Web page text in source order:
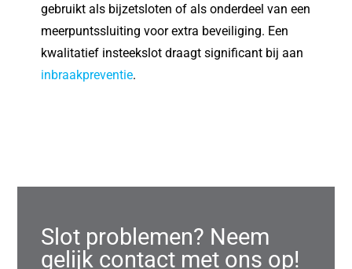
gebruikt als bijzetsloten of als onderdeel van een
meerpuntssluiting voor extra beveiliging. Een
kwalitatief insteekslot draagt significant bij aan
inbraakpreventie.
Slot problemen? Neem
gelijk contact met ons op!